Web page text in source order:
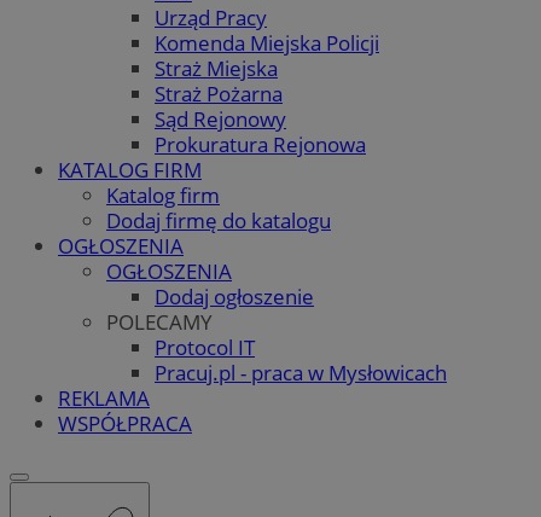
Urząd Pracy
Komenda Miejska Policji
Straż Miejska
Straż Pożarna
Sąd Rejonowy
Prokuratura Rejonowa
KATALOG FIRM
Katalog firm
Dodaj firmę do katalogu
OGŁOSZENIA
OGŁOSZENIA
Dodaj ogłoszenie
POLECAMY
Protocol IT
Pracuj.pl - praca w Mysłowicach
REKLAMA
WSPÓŁPRACA